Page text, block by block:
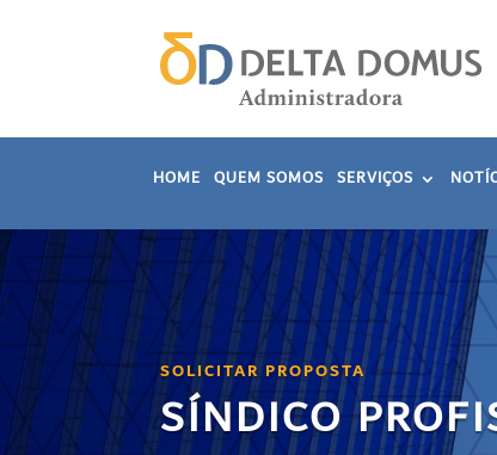
HOME QUEM SOMOS SERVIÇOS
SOLICITAR PROPOSTA
SÍNDICO